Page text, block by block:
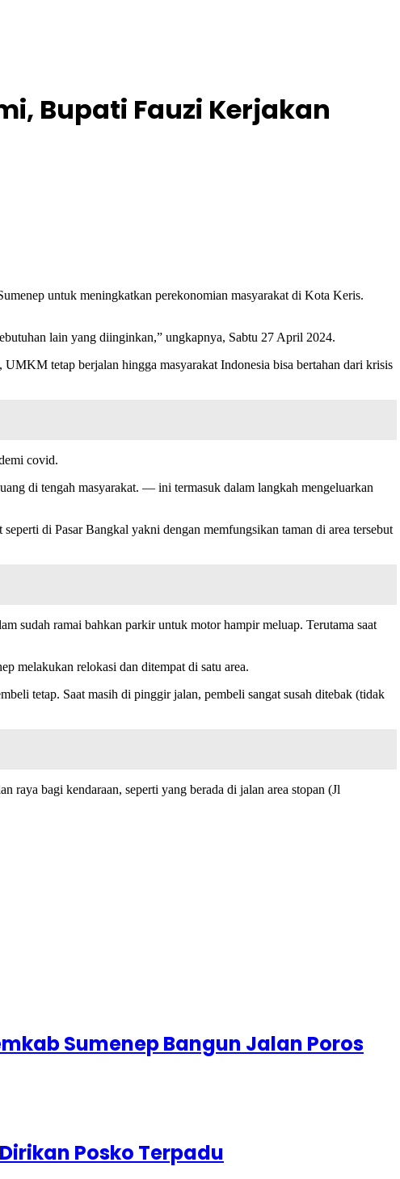
Bupati Fauzi Kerjakan
untuk meningkatkan perekonomian masyarakat di Kota Keris.
lain yang diinginkan,” ungkapnya, Sabtu 27 April 2024.
tetap berjalan hingga masyarakat Indonesia bisa bertahan dari krisis
covid.
di tengah masyarakat. — ini termasuk dalam langkah mengeluarkan
di Pasar Bangkal yakni dengan memfungsikan taman di area tersebut
sudah ramai bahkan parkir untuk motor hampir meluap. Terutama saat
melakukan relokasi dan ditempat di satu area.
tetap. Saat masih di pinggir jalan, pembeli sangat susah ditebak (tidak
bagi kendaraan, seperti yang berada di jalan area stopan (Jl
Sumenep Bangun Jalan Poros
Posko Terpadu